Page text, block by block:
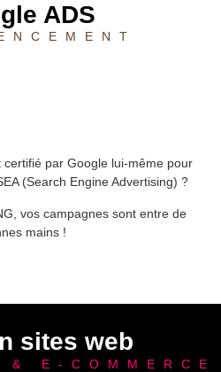
ADS
certifié par Google lui-même pour
(Search Engine Advertising) ?
vos campagnes sont entre de
mains !
sites web
& E-COMMERCE